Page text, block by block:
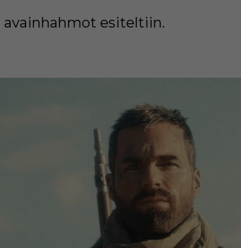
avainhahmot esiteltiin.